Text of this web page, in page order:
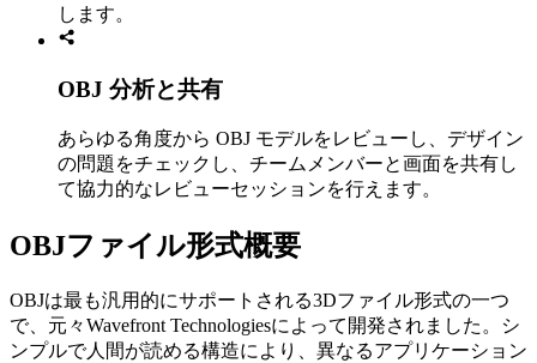
します。
OBJ 分析と共有
あらゆる角度から OBJ モデルをレビューし、デザイン
の問題をチェックし、チームメンバーと画面を共有し
て協力的なレビューセッションを行えます。
OBJファイル形式概要
OBJは最も汎用的にサポートされる3Dファイル形式の一つ
で、元々Wavefront Technologiesによって開発されました。シ
ンプルで人間が読める構造により、異なるアプリケーション